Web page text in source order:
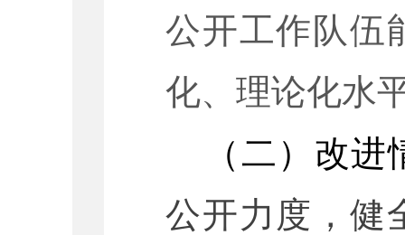
公开工作队伍
化、理论化水
（二） 改进
公开力度，健